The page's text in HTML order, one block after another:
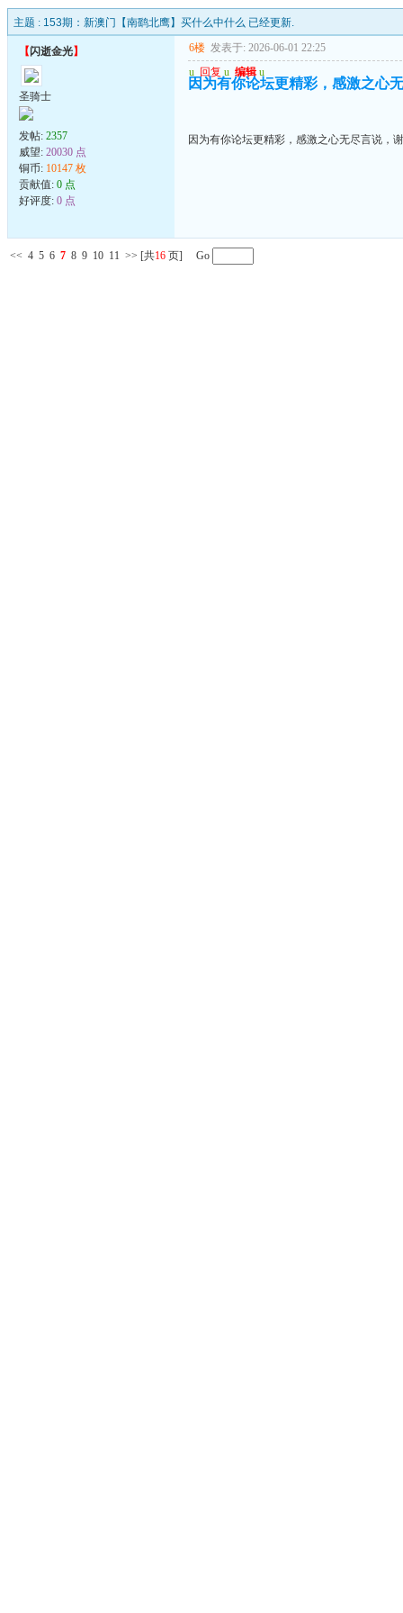
主题 : 153期：新澳门【南鹞北鹰】买什么中什么 已经更新.
【闪逝金光】
圣骑士
发帖: 2357
威望: 20030 点
铜币: 10147 枚
贡献值: 0 点
好评度: 0 点
6楼 发表于: 2026-06-01 22:25
u 回复 u 编辑 u
因为有你论坛更精彩，感激之心
因为有你论坛更精彩，感激之心无尽言说，
<< 4 5 6 7 8 9 10 11 >> [共16 页] Go